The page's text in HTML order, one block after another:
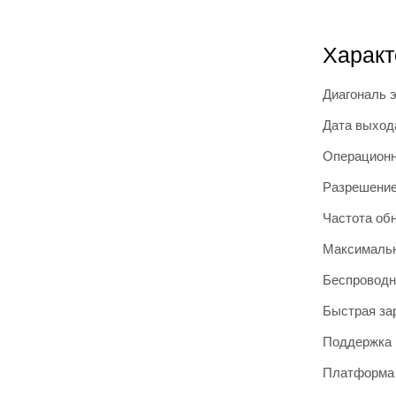
Диагональ
Дата
Частота
Быстрая
Поддержка
Платформа